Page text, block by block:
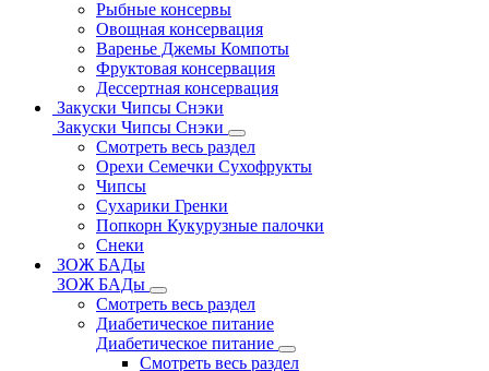
Рыбные консервы
Овощная консервация
Варенье Джемы Компоты
Фруктовая консервация
Дессертная консервация
Закуски Чипсы Снэки
Закуски Чипсы Снэки
Смотреть весь раздел
Орехи Семечки Сухофрукты
Чипсы
Сухарики Гренки
Попкорн Кукурузные палочки
Снеки
ЗОЖ БАДы
ЗОЖ БАДы
Смотреть весь раздел
Диабетическое питание
Диабетическое питание
Смотреть весь раздел